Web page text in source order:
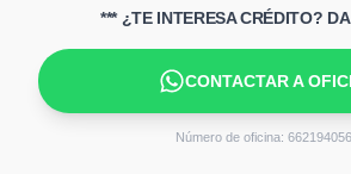
*** ¿TE INTERESA CRÉDITO?
CONTACTAR A
Número de oficina: